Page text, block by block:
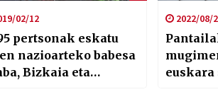
02/12
pertsonak eskatu
nazioarteko babesa
Bizkaia eta
2022/08/
euskara